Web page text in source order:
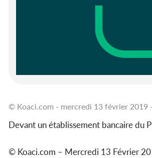
© Koaci.com - mercredi 13 février 2019
Devant un établissement bancaire du
© Koaci.com – Mercredi 13 Février